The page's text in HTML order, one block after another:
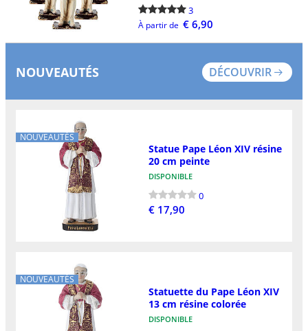
3
À partir de € 6,90
NOUVEAUTÉS DÉCOUVRIR
NOUVEAUTÉS
Statue Pape Léon XIV résine
20 cm peinte
DISPONIBLE
0
€ 17,90
NOUVEAUTÉS
Statuette du Pape Léon XIV
13 cm résine colorée
DISPONIBLE